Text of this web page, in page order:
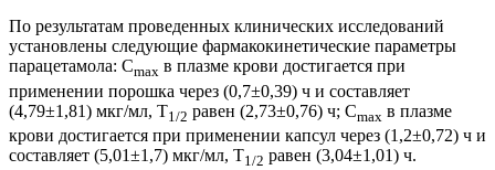
По результатам проведенных клинических исследований
установлены следующие фармакокинетические параметры
парацетамола: Cmax в плазме крови достигается при
применении порошка через (0,7±0,39) ч и составляет
(4,79±1,81) мкг/мл, T1/2 равен (2,73±0,76) ч; Cmax в плазме
крови достигается при применении капсул через (1,2±0,72) ч и
составляет (5,01±1,7) мкг/мл, T1/2 равен (3,04±1,01) ч.